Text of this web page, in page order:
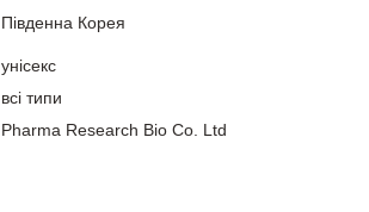
Південна Корея
унісекс
всі типи
Pharma Research Bio Co. Ltd